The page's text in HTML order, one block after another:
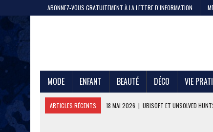
ABONNEZ-VOUS GRATUITEMENT À LA LETTRE D’INFORMATION
MODE ENFANT BEAUTÉ DÉCO VIE
ARTICLES RÉCENTS 18 MAI 2026 | UBISOFT ET UNSOLVED